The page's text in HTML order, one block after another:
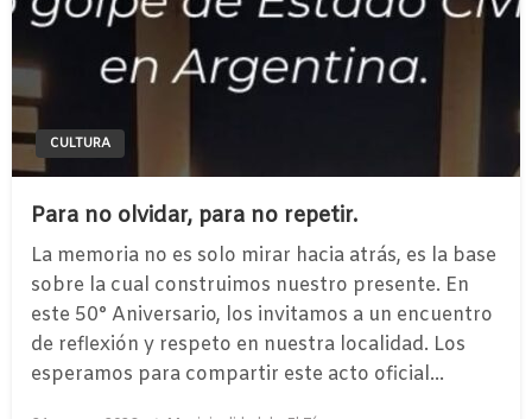
CULTURA
Para no olvidar, para no repetir.
​La memoria no es solo mirar hacia atrás, es la base
sobre la cual construimos nuestro presente. En
este 50° Aniversario, los invitamos a un encuentro
de reflexión y respeto en nuestra localidad. ​Los
esperamos para compartir este acto oficial…